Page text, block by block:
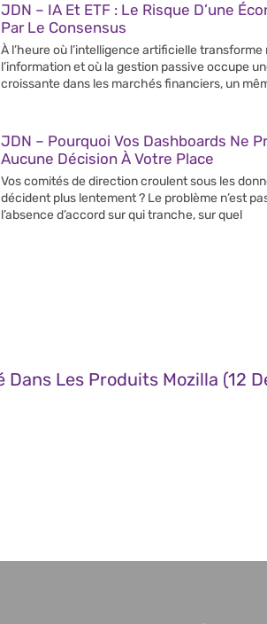
JDN – IA Et ETF : Le Risque D’une
Par Le Consensus
À l’heure où l’intelligence artificielle
l’information et où la gestion passive occupe
croissante dans les marchés financiers, un
JDN – Pourquoi Vos Dashboards Ne
Aucune Décision À Votre Place
Vos comités de direction croulent sous les
décident plus lentement ? Le problème n’est pas
l’absence d’accord sur qui tranche, sur quel